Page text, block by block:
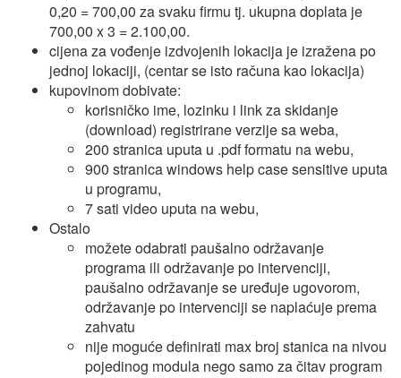
0,20 = 700,00 za svaku firmu tj. ukupna doplata je
700,00 x 3 = 2.100,00.
cijena za vođenje izdvojenih lokacija je izražena po
jednoj lokaciji, (centar se isto računa kao lokacija)
kupovinom dobivate:
korisničko ime, lozinku i link za skidanje
(download) registrirane verzije sa weba,
200 stranica uputa u .pdf formatu na webu,
900 stranica windows help case sensitive uputa
u programu,
7 sati video uputa na webu,
Ostalo
možete odabrati paušalno održavanje
programa ili održavanje po intervenciji,
paušalno održavanje se uređuje ugovorom,
održavanje po intervenciji se naplaćuje prema
zahvatu
nije moguće definirati max broj stanica na nivou
pojedinog modula nego samo za čitav program